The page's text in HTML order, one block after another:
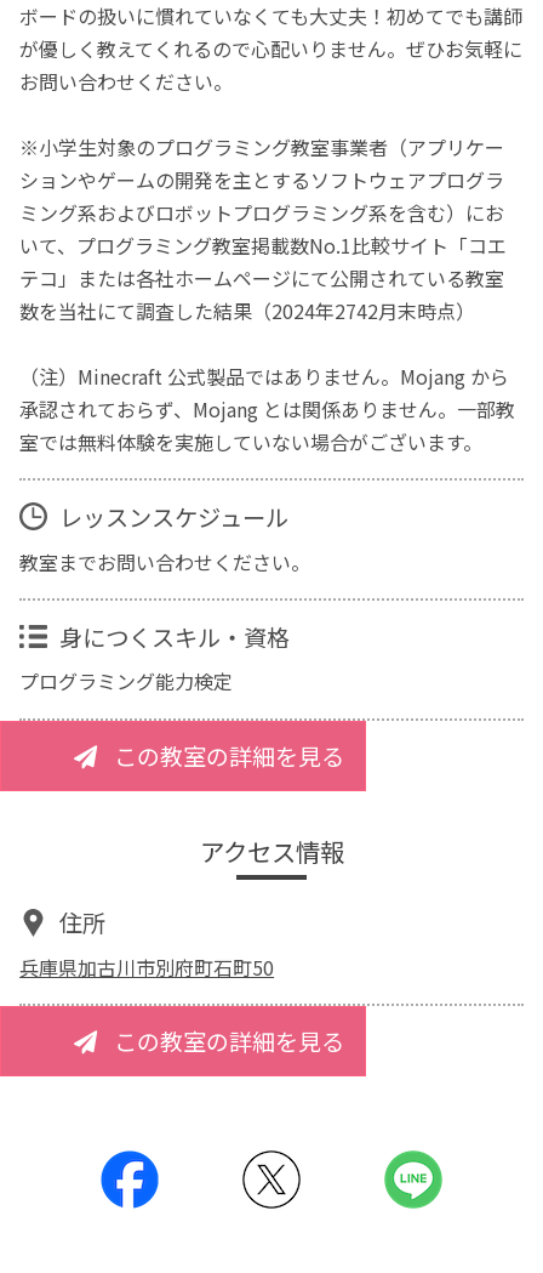
ボードの扱いに慣れていなくても大丈夫！初めてでも講師
が優しく教えてくれるので心配いりません。ぜひお気軽に
お問い合わせください。
※小学生対象のプログラミング教室事業者（アプリケー
ションやゲームの開発を主とするソフトウェアプログラ
ミング系およびロボットプログラミング系を含む）にお
いて、プログラミング教室掲載数No.1比較サイト「コエ
テコ」または各社ホームページにて公開されている教室
数を当社にて調査した結果（2024年2742月末時点）
（注）Minecraft 公式製品ではありません。Mojang から
承認されておらず、Mojang とは関係ありません。一部教
室では無料体験を実施していない場合がございます。
レッスンスケジュール
教室までお問い合わせください。
身につくスキル・資格
プログラミング能力検定
この教室の詳細を見る
アクセス情報
住所
兵庫県加古川市別府町石町50
この教室の詳細を見る